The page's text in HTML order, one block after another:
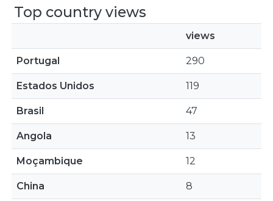
Top country views
views
Portugal 290
Estados Unidos 119
Brasil 47
Angola 13
Moçambique 12
China 8